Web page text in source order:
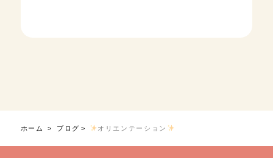
ホーム ブログ オリエンテーション